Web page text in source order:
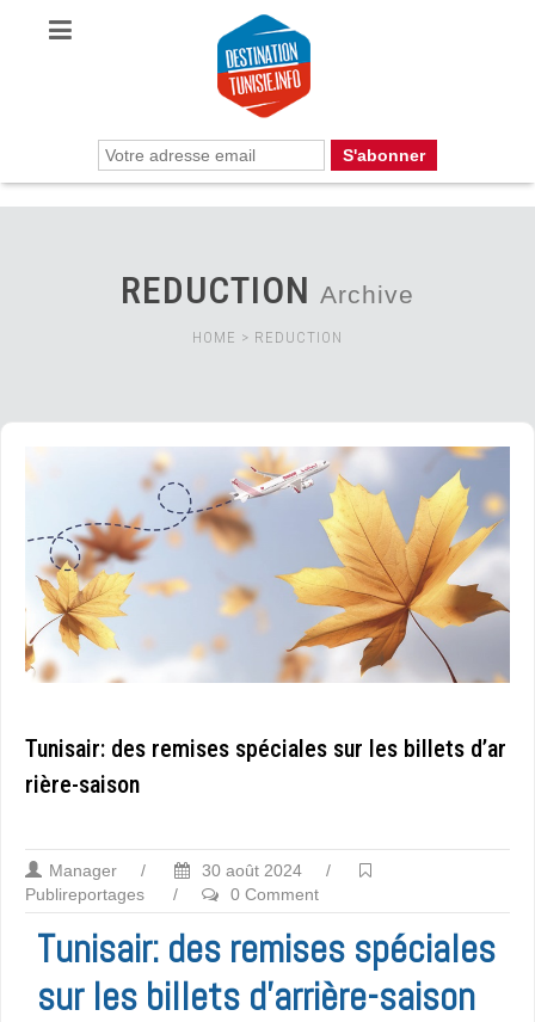
REDUCTION Archive
HOME > REDUCTION
Tunisair: des remises spéciales sur les billets d’ar
rière-saison
Manager / 30 août 2024
/
Publireportages
/ 0 Comment
Tunisair: des remises spéciales
sur les billets d’arrière-saison